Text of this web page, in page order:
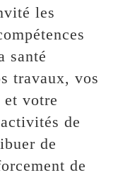
les
santé
travaux, vos
votre
de
de
de